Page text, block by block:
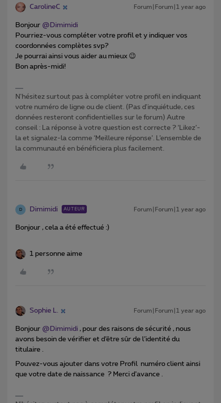
CarolineC Forum|Forum|1 year ago
Bonjour ​ @Dimimidi
Pourriez-vous compléter votre profil et y indiquer vos
coordonnées complètes svp?
Je pourrai ainsi vous aider au mieux 😉
Bon après-midi!
N'hésitez surtout pas à compléter votre profil en indiquant
votre numéro de ligne ou de client. (Pas d'inquiétude, ces
données resteront confidentielles sur le forum) Autre
conseil : La réponse à votre question est correcte ? ‘Likez’-
la et signalez-la comme ‘Meilleure réponse’. L’ensemble de
la communauté en bénéficiera plus facilement.
D Dimimidi AUTEUR Forum|Forum|1 year ago
Bonjour , cela a été effectué :)
1 personne aime
Sophie L. Forum|Forum|1 year ago
Bonjour ​ @Dimimidi , pour des raisons de sécurité , nous
avons besoin de vérifier et d’être sûr de l’identité du
titulaire .
Pouvez-vous ajouter dans votre Profil numéro client ainsi
que votre date de naissance ? Merci d’avance .